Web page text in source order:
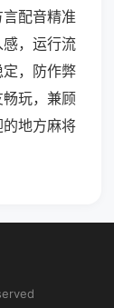
配音精准
，运行流
，防作弊
玩，兼顾
地方麻将